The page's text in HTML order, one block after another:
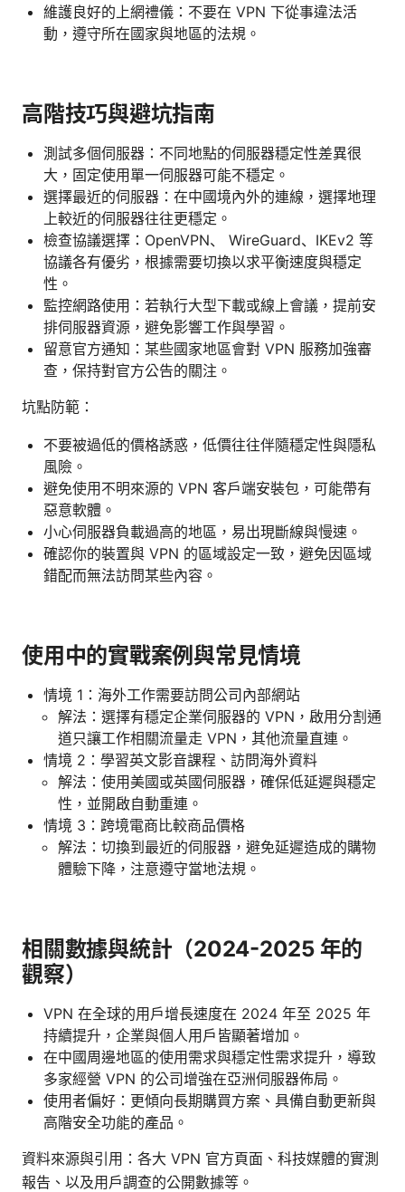
維護良好的上網禮儀：不要在 VPN 下從事違法活
動，遵守所在國家與地區的法規。
高階技巧與避坑指南
測試多個伺服器：不同地點的伺服器穩定性差異很
大，固定使用單一伺服器可能不穩定。
選擇最近的伺服器：在中國境內外的連線，選擇地理
上較近的伺服器往往更穩定。
檢查協議選擇：OpenVPN、 WireGuard、IKEv2 等
協議各有優劣，根據需要切換以求平衡速度與穩定
性。
監控網路使用：若執行大型下載或線上會議，提前安
排伺服器資源，避免影響工作與學習。
留意官方通知：某些國家地區會對 VPN 服務加強審
查，保持對官方公告的關注。
坑點防範：
不要被過低的價格誘惑，低價往往伴隨穩定性與隱私
風險。
避免使用不明來源的 VPN 客戶端安裝包，可能帶有
惡意軟體。
小心伺服器負載過高的地區，易出現斷線與慢速。
確認你的裝置與 VPN 的區域設定一致，避免因區域
錯配而無法訪問某些內容。
使用中的實戰案例與常見情境
情境 1：海外工作需要訪問公司內部網站
解法：選擇有穩定企業伺服器的 VPN，啟用分割通
道只讓工作相關流量走 VPN，其他流量直連。
情境 2：學習英文影音課程、訪問海外資料
解法：使用美國或英國伺服器，確保低延遲與穩定
性，並開啟自動重連。
情境 3：跨境電商比較商品價格
解法：切換到最近的伺服器，避免延遲造成的購物
體驗下降，注意遵守當地法規。
相關數據與統計（2024-2025 年的
觀察）
VPN 在全球的用戶增長速度在 2024 年至 2025 年
持續提升，企業與個人用戶皆顯著增加。
在中國周邊地區的使用需求與穩定性需求提升，導致
多家經營 VPN 的公司增強在亞洲伺服器佈局。
使用者偏好：更傾向長期購買方案、具備自動更新與
高階安全功能的產品。
資料來源與引用：各大 VPN 官方頁面、科技媒體的實測
報告、以及用戶調查的公開數據等。